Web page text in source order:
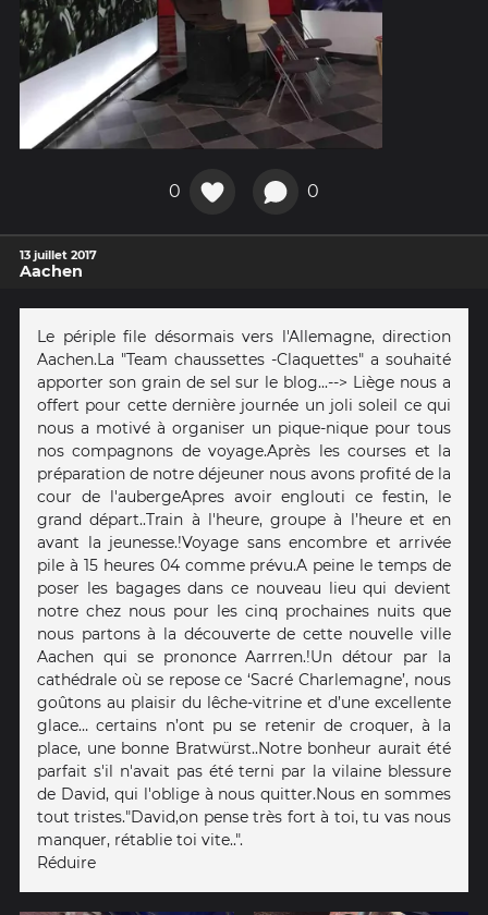
0 0
13 juillet 2017
Aachen
Le périple file désormais vers l'Allemagne, direction
Aachen. La "Team chaussettes -Claquettes" a souhaité
apporter son grain de sel sur le blog... --> Liège nous a
offert pour cette dernière journée un joli soleil ce qui
nous a motivé à organiser un pique-nique pour tous
nos compagnons de voyage. Après les courses et la
préparation de notre déjeuner nous avons profité de la
cour de l'auberge Apres avoir englouti ce festin, le
grand départ..Train à l'heure, groupe à l’heure et en
avant la jeunesse.! Voyage sans encombre et arrivée
pile à 15 heures 04 comme prévu. A peine le temps de
poser les bagages dans ce nouveau lieu qui devient
notre chez nous pour les cinq prochaines nuits que
nous partons à la découverte de cette nouvelle ville
Aachen qui se prononce Aarrren.! Un détour par la
cathédrale où se repose ce ‘Sacré Charlemagne’, nous
goûtons au plaisir du lêche-vitrine et d’une excellente
glace… certains n’ont pu se retenir de croquer, à la
place, une bonne Bratwürst.. Notre bonheur aurait été
parfait s'il n'avait pas été terni par la vilaine blessure
de David, qui l'oblige à nous quitter. Nous en sommes
tout tristes. "David,on pense très fort à toi, tu vas nous
manquer, rétablie toi vite..".
Réduire